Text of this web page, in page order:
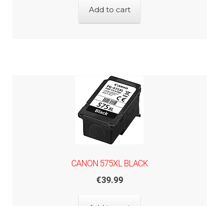
Add to cart
CANON 575XL BLACK
€39.99